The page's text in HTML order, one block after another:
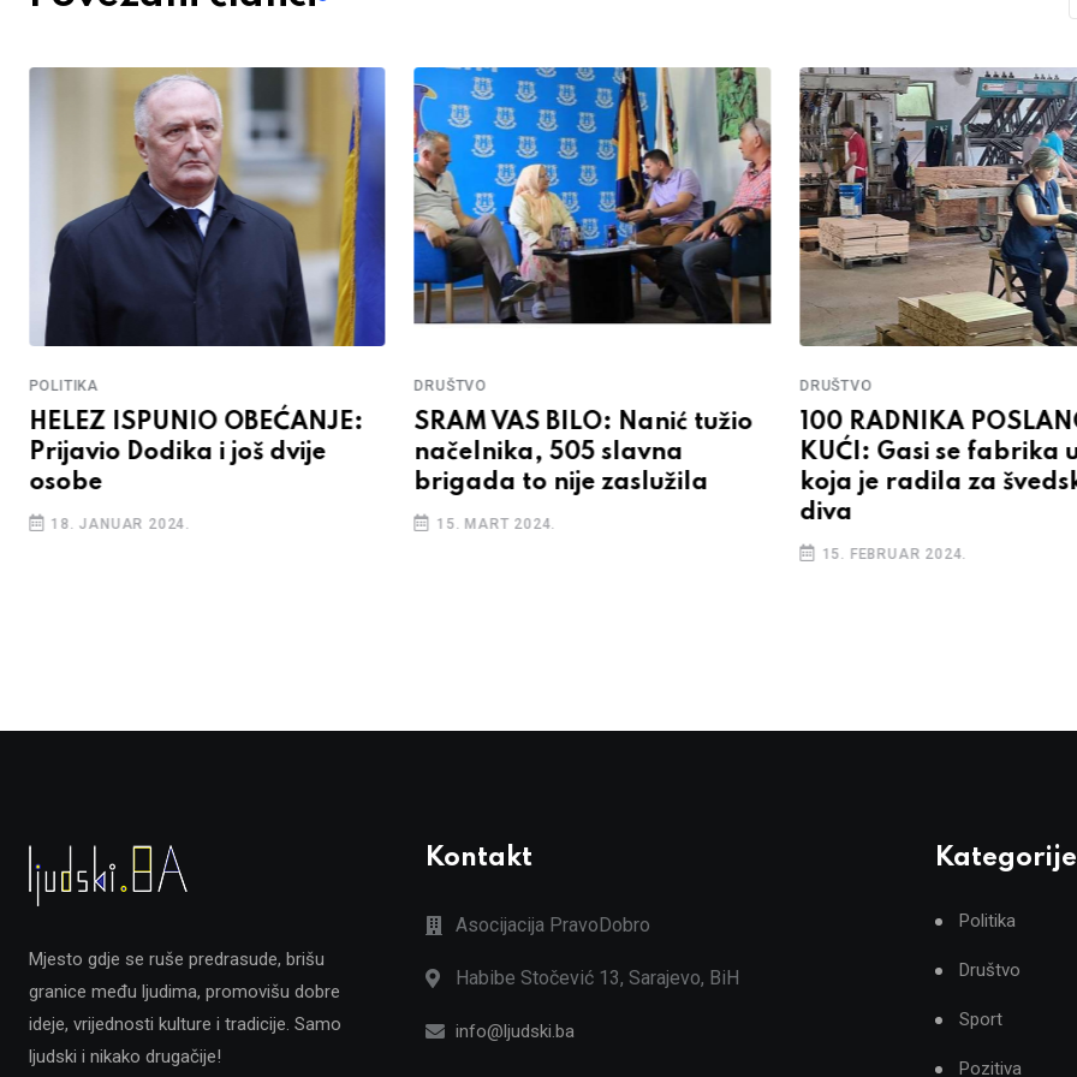
POLITIKA
HELEZ ISPUNIO OBEĆANJE:
Prijavio Dodika i još dvije
osobe
18. JANUAR 2024.
DRUŠTVO
SRAM VAS BILO: Nanić tužio
načelnika, 505 slavna
brigada to nije zaslužila
15. MART 2024.
DRUŠTVO
100 RADNIKA
KUĆI: Gasi se fabrika
koja je radila za
diva
15. FEBRUAR 2024.
Mjesto gdje se ruše predrasude, brišu
granice među ljudima, promovišu dobre
ideje, vrijednosti kulture i tradicije. Samo
ljudski i nikako drugačije!
Kontakt
Asocijacija PravoDobro
Habibe Stočević 13, Sarajevo, BiH
info@ljudski.ba
Kategorije
Politika
Društvo
Sport
Pozitiva